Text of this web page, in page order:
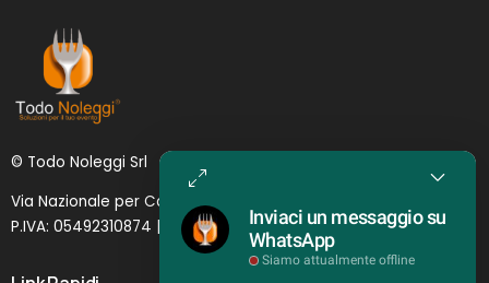
© Todo Noleggi Srl
Via Nazionale per Catania, 6 | 95024 - Acireale (CT)
P.IVA: 05492310874 | SDI: MJ1 O YNU (Lettera )
Inviaci un messaggio su
WhatsApp
Siamo attualmente offline